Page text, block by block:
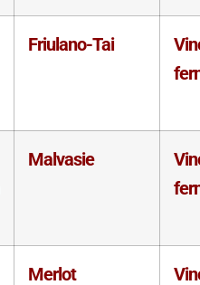
Friulano-Tai
Malvasie
Merlot